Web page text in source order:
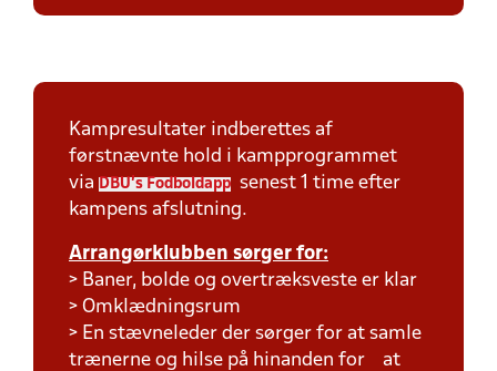
Kampresultater indberettes af
førstnævnte hold i kampprogrammet
via
DBU's Fodboldapp
senest 1 time efter
kampens afslutning.
Arrangørklubben sørger for:
> Baner, bolde og overtræksveste er klar
> Omklædningsrum
> En stævneleder der sørger for at samle
trænerne og hilse på hinanden for at